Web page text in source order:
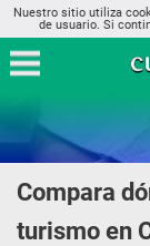
Nuestro sitio utiliza
de usuario. Si
Compara
turismo en